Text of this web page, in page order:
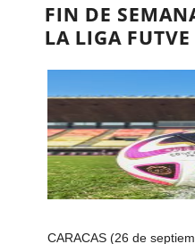
FIN DE
LA LIGA FUTVE
CARACAS (26 de